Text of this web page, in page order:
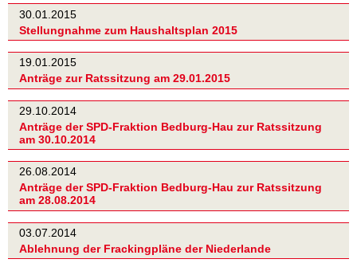
30.01.2015
Stellungnahme zum Haushaltsplan 2015
19.01.2015
Anträge zur Ratssitzung am 29.01.2015
29.10.2014
Anträge der SPD-Fraktion Bedburg-Hau zur Ratssitzung
am 30.10.2014
26.08.2014
Anträge der SPD-Fraktion Bedburg-Hau zur Ratssitzung
am 28.08.2014
03.07.2014
Ablehnung der Frackingpläne der Niederlande